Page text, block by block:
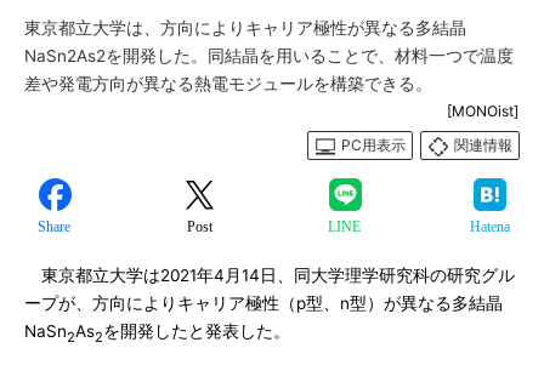
東京都立大学は、方向によりキャリア極性が異なる多結晶
NaSn2As2を開発した。同結晶を用いることで、材料一つで温度
差や発電方向が異なる熱電モジュールを構築できる。
[MONOist]
PC用表示
関連情報
Share Post LINE Hatena
東京都立大学は2021年4月14日、同大学理学研究科の研究グル
ープが、方向によりキャリア極性（p型、n型）が異なる多結晶
NaSn2As2を開発したと発表した。